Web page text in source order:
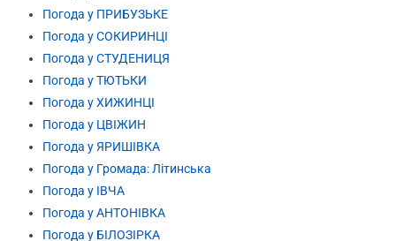
Погода у ПРИБУЗЬКЕ
Погода у СОКИРИНЦІ
Погода у СТУДЕНИЦЯ
Погода у ТЮТЬКИ
Погода у ХИЖИНЦІ
Погода у ЦВІЖИН
Погода у ЯРИШІВКА
Погода у Громада: Літинська
Погода у ІВЧА
Погода у АНТОНІВКА
Погода у БІЛОЗІРКА